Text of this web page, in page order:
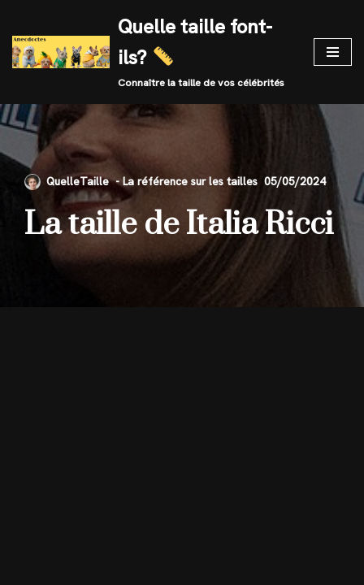
Skip
to
Quelle taille font-
ils?
Connaître la taille de vos célébrités
QuelleTaille 05/05/2024
La taille de Italia Ricci